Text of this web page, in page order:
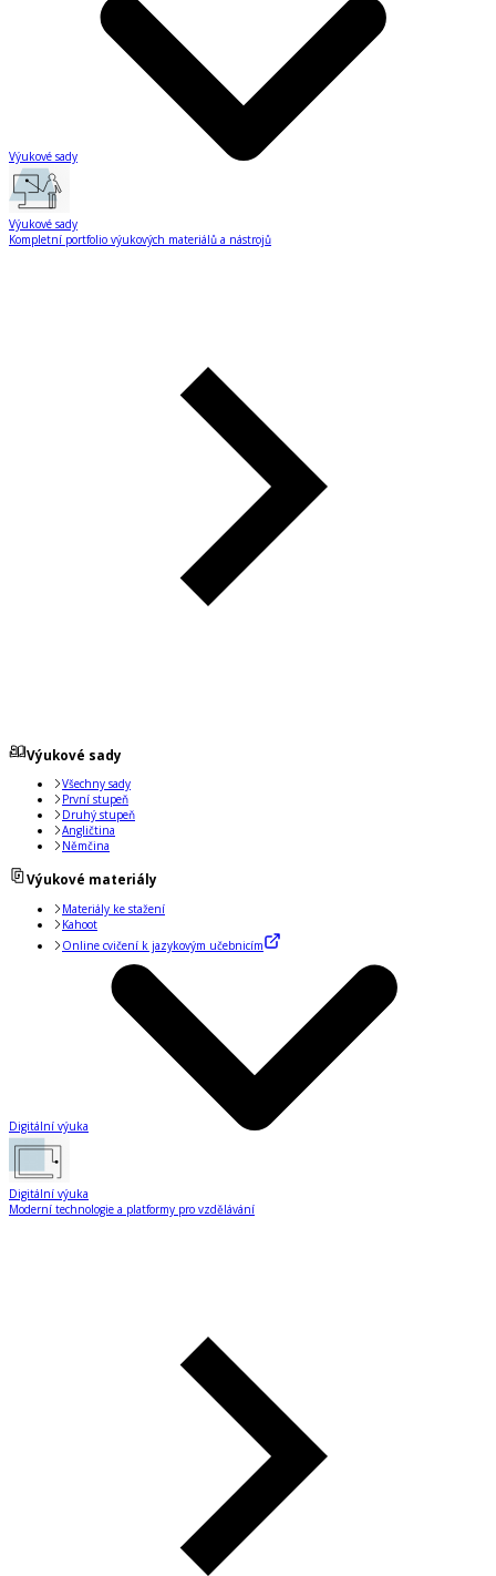
Výukové sady
Výukové sady
Kompletní portfolio výukových materiálů a nástrojů
Výukové sady
Všechny sady
První stupeň
Druhý stupeň
Angličtina
Němčina
Výukové materiály
Materiály ke stažení
Kahoot
Online cvičení k jazykovým učebnicím
Digitální výuka
Digitální výuka
Moderní technologie a platformy pro vzdělávání